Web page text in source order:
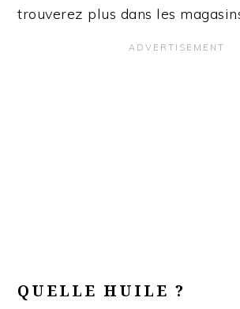
trouverez plus dans les
QUELLE HUILE ?